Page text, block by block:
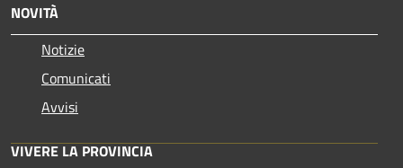
NOVITÀ
Notizie
Comunicati
Avvisi
VIVERE LA PROVINCIA